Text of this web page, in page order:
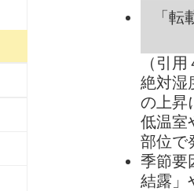
「
（引
絶対湿
の上昇
低温室
部位で
季節要
結露」